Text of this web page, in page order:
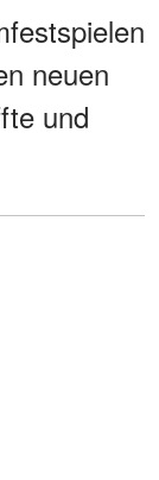
neuen
und